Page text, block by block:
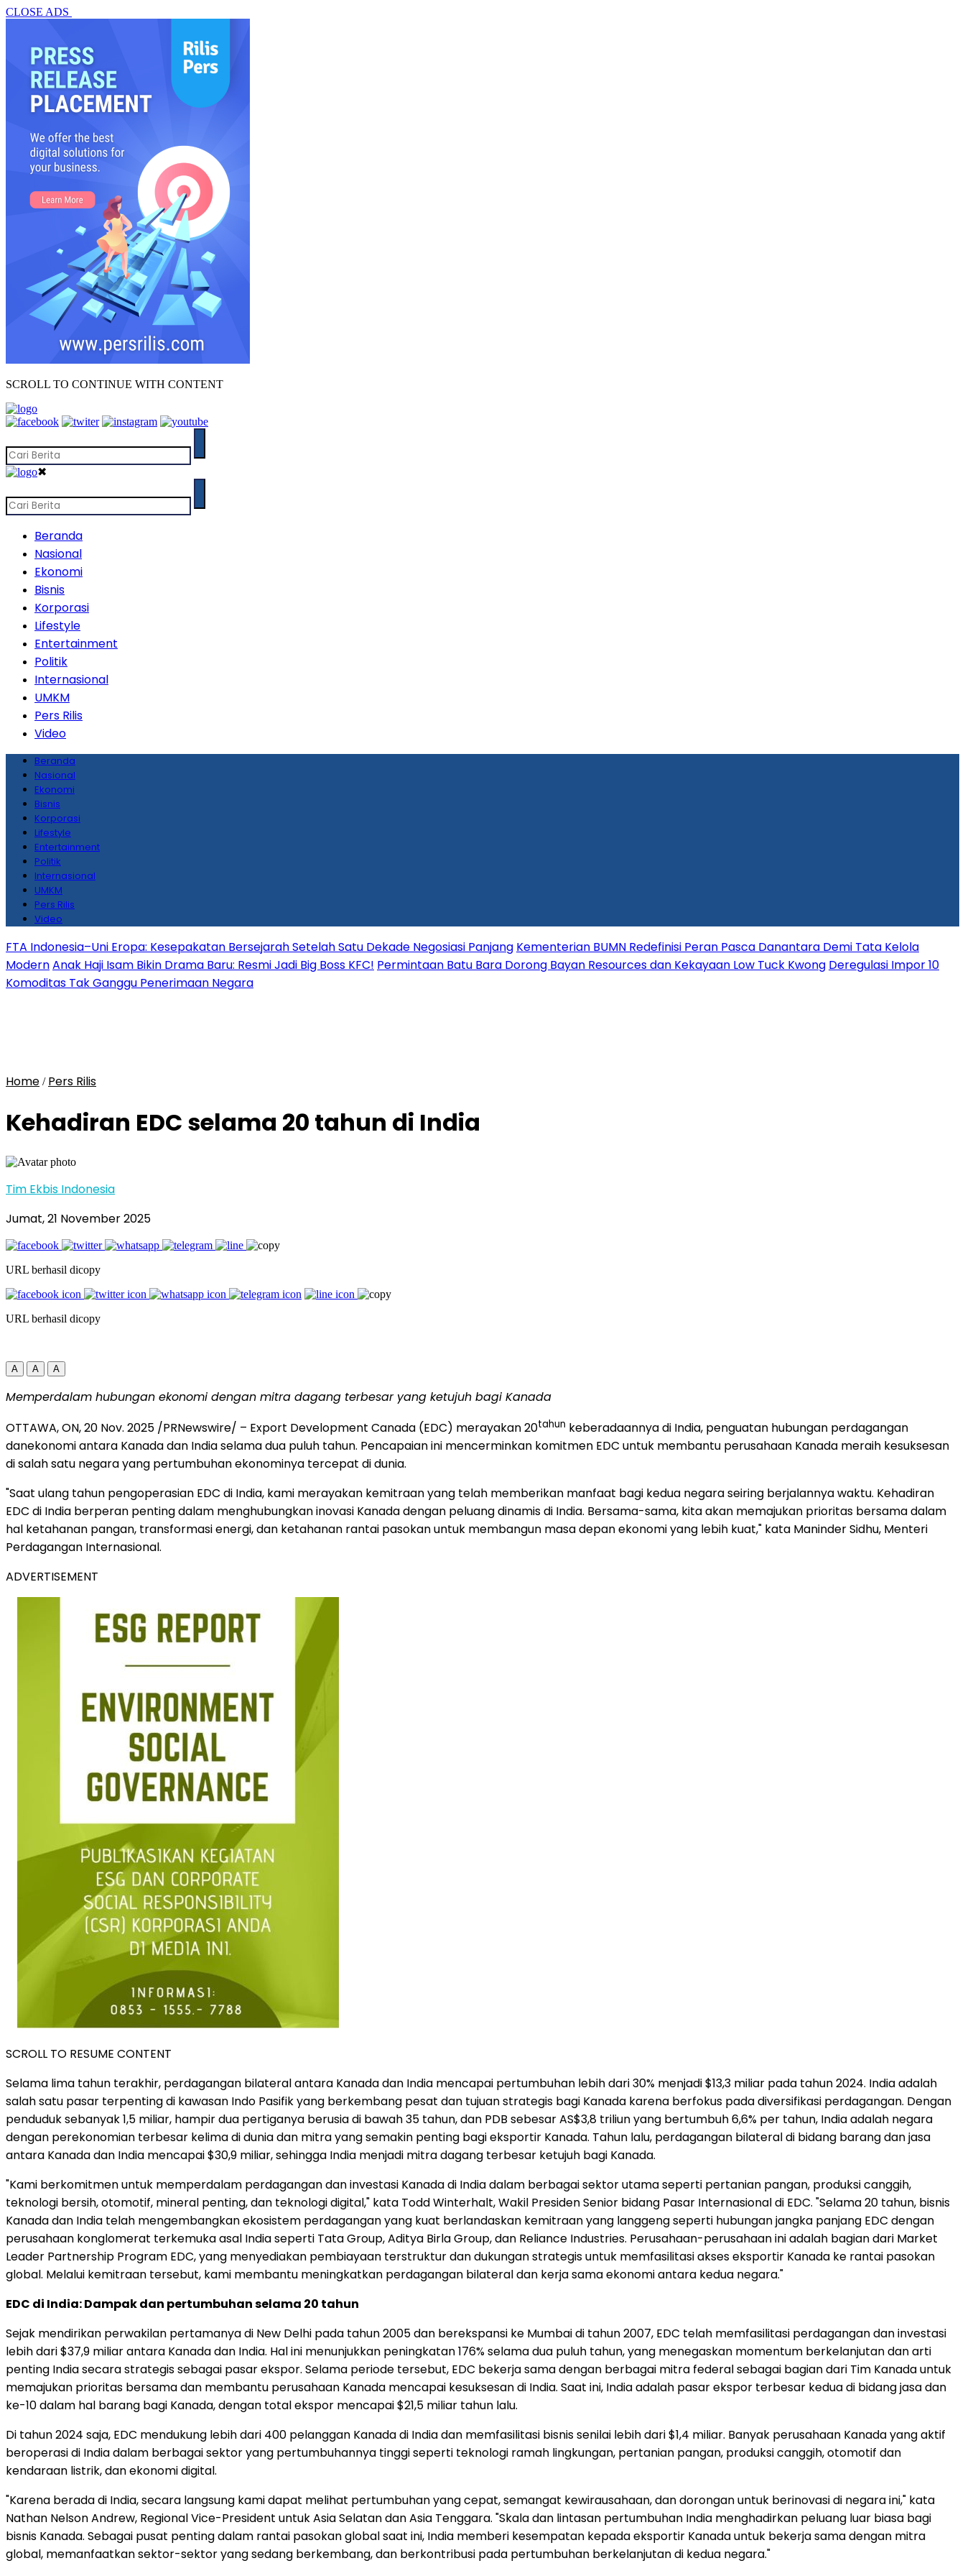
CLOSE ADS
SCROLL TO CONTINUE WITH CONTENT
✖
Beranda
Nasional
Ekonomi
Bisnis
Korporasi
Lifestyle
Entertainment
Politik
Internasional
UMKM
Pers Rilis
Video
Beranda
Nasional
Ekonomi
Bisnis
Korporasi
Lifestyle
Entertainment
Politik
Internasional
UMKM
Pers Rilis
Video
FTA Indonesia–Uni Eropa: Kesepakatan Bersejarah Setelah Satu Dekade Negosiasi Panjang Kementerian BUMN Redefinisi Peran Pasca Danantara Demi Tata Kelola
ModernAnak Haji Isam Bikin Drama Baru: Resmi Jadi Big Boss KFC! Permintaan Batu Bara Dorong Bayan Resources dan Kekayaan Low Tuck Kwong Deregulasi Impor 10
Komoditas Tak Ganggu Penerimaan Negara
Home / Pers Rilis
Kehadiran EDC selama 20 tahun di India
Tim Ekbis Indonesia
Jumat, 21 November 2025
URL berhasil dicopy
URL berhasil dicopy
A A A
Memperdalam hubungan ekonomi dengan mitra dagang terbesar yang ketujuh bagi Kanada
OTTAWA, ON,20 Nov. 2025 /PRNewswire/ – Export Development Canada (EDC) merayakan 20tahun keberadaannya di India, penguatan hubungan perdagangan
danekonomi antara Kanada dan India selama dua puluh tahun. Pencapaian ini mencerminkan komitmen EDC untuk membantu perusahaan Kanada meraih kesuksesan
di salah satu negara yang pertumbuhan ekonominya tercepat di dunia.
"Saat ulang tahun pengoperasian EDC di India, kami merayakan kemitraan yang telah memberikan manfaat bagi kedua negara seiring berjalannya waktu. Kehadiran
EDC di India berperan penting dalam menghubungkan inovasi Kanada dengan peluang dinamis di India. Bersama-sama, kita akan memajukan prioritas bersama dalam
hal ketahanan pangan, transformasi energi, dan ketahanan rantai pasokan untuk membangun masa depan ekonomi yang lebih kuat," kata Maninder Sidhu, Menteri
Perdagangan Internasional.
ADVERTISEMENT
SCROLL TO RESUME CONTENT
Selama lima tahun terakhir, perdagangan bilateral antara Kanada dan India mencapai pertumbuhan lebih dari 30% menjadi$13,3 miliar pada tahun 2024. India adalah
salah satu pasar terpenting di kawasan Indo Pasifik yang berkembang pesat dan tujuan strategis bagi Kanada karena berfokus pada diversifikasi perdagangan. Dengan
penduduk sebanyak 1,5 miliar, hampir dua pertiganya berusia di bawah 35 tahun, dan PDB sebesar AS$3,8 triliun yang bertumbuh 6,6% per tahun, India adalah negara
dengan perekonomian terbesar kelima di dunia dan mitra yang semakin penting bagi eksportir Kanada. Tahun lalu, perdagangan bilateral di bidang barang dan jasa
antara Kanada dan India mencapai$30,9 miliar, sehingga India menjadi mitra dagang terbesar ketujuh bagi Kanada.
"Kami berkomitmen untuk memperdalam perdagangan dan investasi Kanada di Indiadalam berbagai sektor utama seperti pertanian pangan, produksi canggih,
teknologi bersih, otomotif, mineral penting, dan teknologi digital," kata Todd Winterhalt, Wakil Presiden Senior bidang Pasar Internasional di EDC. "Selama 20 tahun, bisnis
Kanada dan India telah mengembangkan ekosistem perdagangan yang kuat berlandaskan kemitraan yang langgeng seperti hubungan jangka panjang EDC dengan
perusahaan konglomerat terkemuka asal India seperti Tata Group, Aditya Birla Group, dan Reliance Industries. Perusahaan-perusahaan ini adalah bagian dari Market
Leader Partnership Program EDC, yang menyediakan pembiayaan terstruktur dan dukungan strategis untuk memfasilitasi akses eksportir Kanada ke rantai pasokan
global. Melalui kemitraan tersebut, kami membantu meningkatkan perdagangan bilateral dan kerja sama ekonomi antara kedua negara."
EDC di India: Dampak dan pertumbuhan selama 20 tahun
Sejak mendirikan perwakilan pertamanya di New Delhi pada tahun 2005 dan berekspansi ke Mumbaidi tahun 2007, EDC telah memfasilitasi perdagangan dan investasi
lebih dari$37,9 miliar antara Kanada dan India. Hal ini menunjukkan peningkatan 176% selama dua puluh tahun, yang menegaskan momentum berkelanjutan dan arti
penting India secara strategis sebagai pasar ekspor. Selama periode tersebut, EDC bekerja sama dengan berbagai mitra federal sebagai bagian dari Tim Kanadauntuk
memajukan prioritas bersama dan membantu perusahaan Kanada mencapai kesuksesan di India. Saat ini, India adalah pasar ekspor terbesar kedua di bidang jasa dan
ke-10 dalam hal barang bagi Kanada, dengan total ekspor mencapai$21,5 miliar tahun lalu.
Di tahun 2024 saja, EDC mendukung lebih dari 400 pelanggan Kanada di Indiadan memfasilitasi bisnis senilai lebih dari$1,4 miliar. Banyak perusahaan Kanada yang aktif
beroperasi di India dalam berbagai sektor yang pertumbuhannya tinggi seperti teknologi ramah lingkungan, pertanian pangan, produksi canggih, otomotif dan
kendaraan listrik, dan ekonomi digital.
"Karena berada di India, secara langsung kami dapat melihat pertumbuhan yang cepat, semangat kewirausahaan, dan dorongan untuk berinovasi di negara ini," kata
Nathan Nelson Andrew, Regional Vice-President untuk Asia Selatan danAsia Tenggara. "Skala dan lintasan pertumbuhan India menghadirkan peluang luar biasa bagi
bisnis Kanada. Sebagai pusat penting dalam rantai pasokan global saat ini, India memberi kesempatan kepada eksportir Kanada untuk bekerja sama dengan mitra
global, memanfaatkan sektor-sektor yang sedang berkembang, dan berkontribusi pada pertumbuhan berkelanjutan di kedua negara."